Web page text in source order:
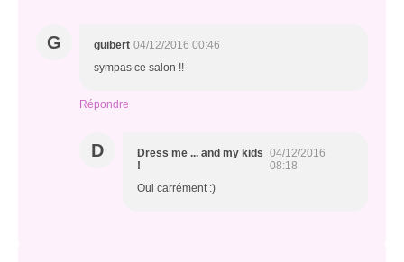
G guibert 04/12/2016 00:46
sympas ce salon !!
Répondre
D
Dress me ... and my kids
!
04/12/2016
08:18
Oui carrément :)